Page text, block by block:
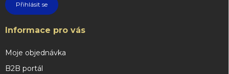
Přihlásit se
Informace pro vás
Moje objednávka
B2B portál